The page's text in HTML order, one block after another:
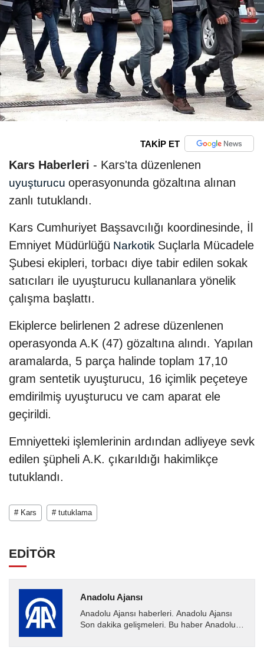
TAKİP ET
Kars Haberleri - Kars'ta düzenlenen
uyuşturucu operasyonunda gözaltına alınan
zanlı tutuklandı.
Kars Cumhuriyet Başsavcılığı koordinesinde, İl
Emniyet Müdürlüğü Narkotik Suçlarla Mücadele
Şubesi ekipleri, torbacı diye tabir edilen sokak
satıcıları ile uyuşturucu kullananlara yönelik
çalışma başlattı.
Ekiplerce belirlenen 2 adrese düzenlenen
operasyonda A.K (47) gözaltına alındı. Yapılan
aramalarda, 5 parça halinde toplam 17,10
gram sentetik uyuşturucu, 16 içimlik peçeteye
emdirilmiş uyuşturucu ve cam aparat ele
geçirildi.
Emniyetteki işlemlerinin ardından adliyeye sevk
edilen şüpheli A.K. çıkarıldığı hakimlikçe
tutuklandı.
# Kars # tutuklama
EDİTÖR
Anadolu Ajansı
Anadolu Ajansı haberleri. Anadolu Ajansı
Son dakika gelişmeleri. Bu haber Anadolu
Ajansı tarafından...